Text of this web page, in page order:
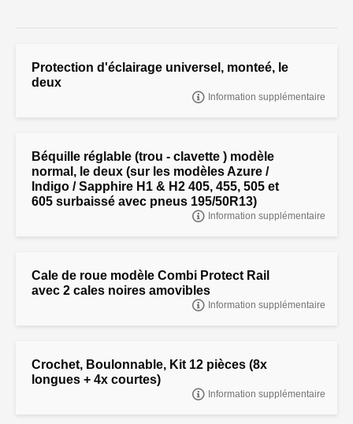
Protection d'éclairage universel, monteé, le
deux
Information supplémentaire
Béquille réglable (trou - clavette ) modèle
normal, le deux (sur les modèles Azure /
Indigo / Sapphire H1 & H2 405, 455, 505 et
605 surbaissé avec pneus 195/50R13)
Information supplémentaire
Cale de roue modèle Combi Protect Rail
avec 2 cales noires amovibles
Information supplémentaire
Crochet, Boulonnable, Kit 12 pièces (8x
longues + 4x courtes)
Information supplémentaire